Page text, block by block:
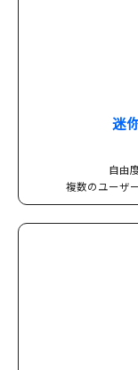
迷
自由
複数のユーザ